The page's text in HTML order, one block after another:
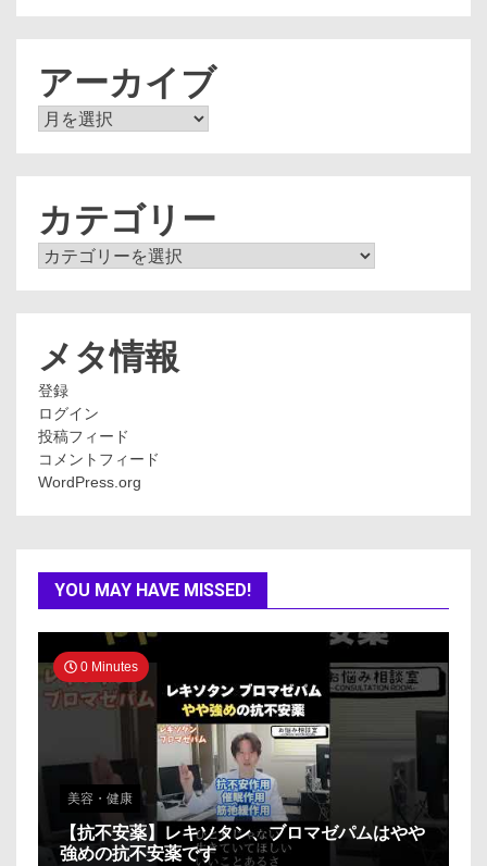
アーカイブ
ア
カテゴリー
カ
メタ情報
登録
ログイン
投稿フィード
コメントフィード
WordPress.org
YOU MAY HAVE MISSED!
0 Minutes
美容・健康
【抗不安薬】レキソタン、ブロマゼパムはやや
強めの抗不安薬です